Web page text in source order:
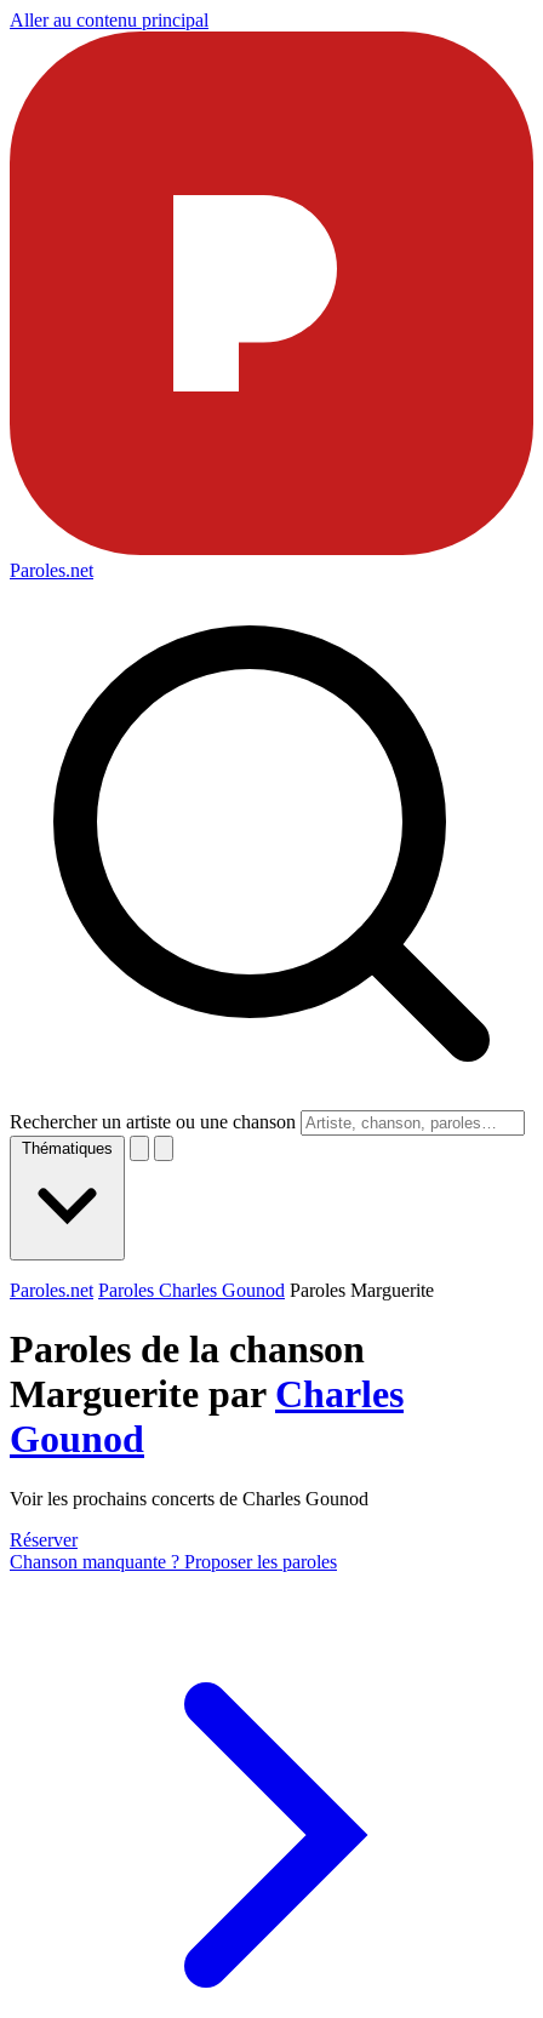
Aller au contenu principal
Paroles.net
Rechercher un artiste ou une chanson
Thématiques
Paroles.net Paroles Charles Gounod Paroles Marguerite
Paroles de la chanson
Marguerite par Charles
Gounod
Voir les prochains concerts de Charles Gounod
Réserver
Chanson manquante ? Proposer les paroles